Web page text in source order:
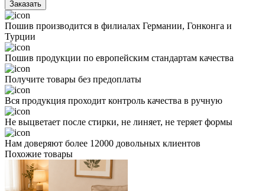
Заказать
Пошив производится в филиалах Германии, Гонконга и
Турции
Пошив продукции по европейским стандартам качества
Получите товары без предоплаты
Вся продукция проходит контроль качества в ручную
Не выцветает после стирки, не линяет, не теряет формы
Нам доверяют более 12000 довольных клиентов
Похожие товары